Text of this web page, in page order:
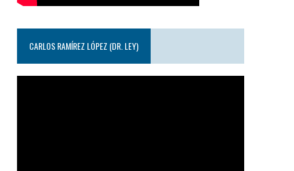
CARLOS RAMÍREZ LÓPEZ (DR. LEY)